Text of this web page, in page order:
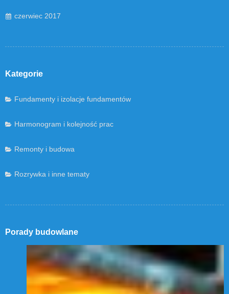
czerwiec 2017
Kategorie
Fundamenty i izolacje fundamentów
Harmonogram i kolejność prac
Remonty i budowa
Rozrywka i inne tematy
Porady budowlane